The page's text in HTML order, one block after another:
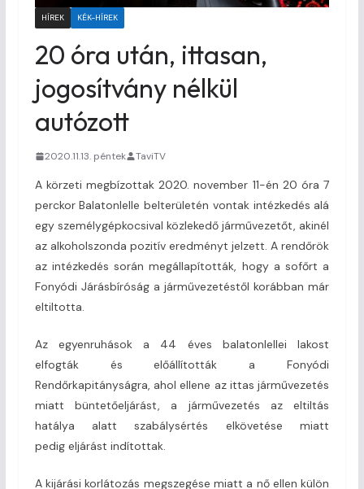
HÍREK KÉK-HÍREK
20 óra után, ittasan,
jogosítvány nélkül
autózott
2020.11.13. péntek TaviTV
A körzeti megbízottak 2020. november 11-én 20 óra 7
perckor Balatonlelle belterületén vontak intézkedés alá
egy személygépkocsival közlekedő járművezetőt, akinél
az alkoholszonda pozitív eredményt jelzett. A rendőrök
az intézkedés során megállapították, hogy a sofőrt a
Fonyódi Járásbíróság a járművezetéstől korábban már
eltiltotta.
Az egyenruhások a 44 éves balatonlellei lakost
elfogták és előállították a Fonyódi
Rendőrkapitányságra, ahol ellene az ittas járművezetés
miatt büntetőeljárást, a járművezetés az eltiltás
hatálya alatt szabálysértés elkövetése miatt
pedig eljárást indítottak.
A kijárási korlátozás megszegése miatt a nő ellen külön